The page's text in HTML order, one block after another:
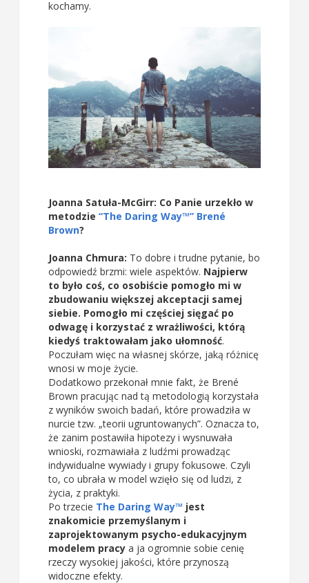
kochamy.
Joanna Satuła-McGirr: Co Panie urzekło w
metodzie “The Daring Way™” Brené
Brown?
Joanna Chmura: To dobre i trudne pytanie, bo
odpowiedź brzmi: wiele aspektów. Najpierw
to było coś, co osobiście pomogło mi w
zbudowaniu większej akceptacji samej
siebie. Pomogło mi częściej sięgać po
odwagę i korzystać z wrażliwości, którą
kiedyś traktowałam jako ułomność.
Poczułam więc na własnej skórze, jaką różnicę
wnosi w moje życie.
Dodatkowo przekonał mnie fakt, że Brené
Brown pracując nad tą metodologią korzystała
z wyników swoich badań, które prowadziła w
nurcie tzw. „teorii ugruntowanych”. Oznacza to,
że zanim postawiła hipotezy i wysnuwała
wnioski, rozmawiała z ludźmi prowadząc
indywidualne wywiady i grupy fokusowe. Czyli
to, co ubrała w model wzięło się od ludzi, z
życia, z praktyki.
Po trzecie The Daring Way™ jest
znakomicie przemyślanym i
zaprojektowanym psycho-edukacyjnym
modelem pracy a ja ogromnie sobie cenię
rzeczy wysokiej jakości, które przynoszą
widoczne efekty.